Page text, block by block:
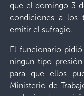
que el domingo 3
condiciones a los
emitir el sufragio.
El funcionario
ningún tipo presión
para que ellos
Ministerio de